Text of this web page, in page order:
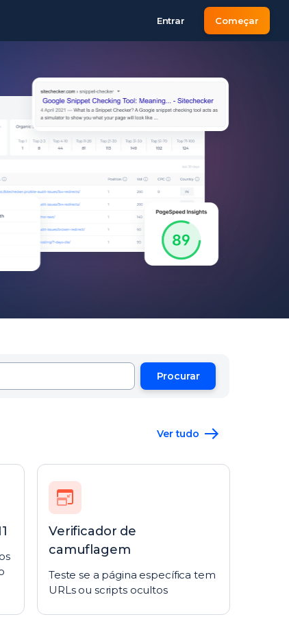
Entrar Começar
Procurar
Ver tudo
Verificador de
camuflagem
Teste se a página específica tem
URLs ou scripts ocultos